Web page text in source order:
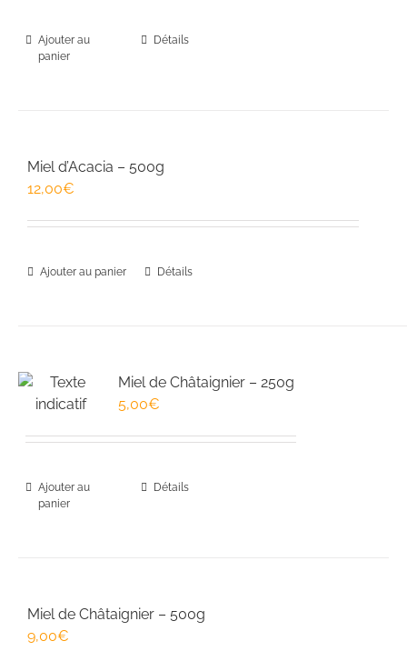
Ajouter au
panier
Détails
Miel d’Acacia – 500g
12,00€
Ajouter au panier Détails
Miel de Châtaignier – 250g
5,00€
Ajouter au
panier
Détails
Miel de Châtaignier – 500g
9,00€